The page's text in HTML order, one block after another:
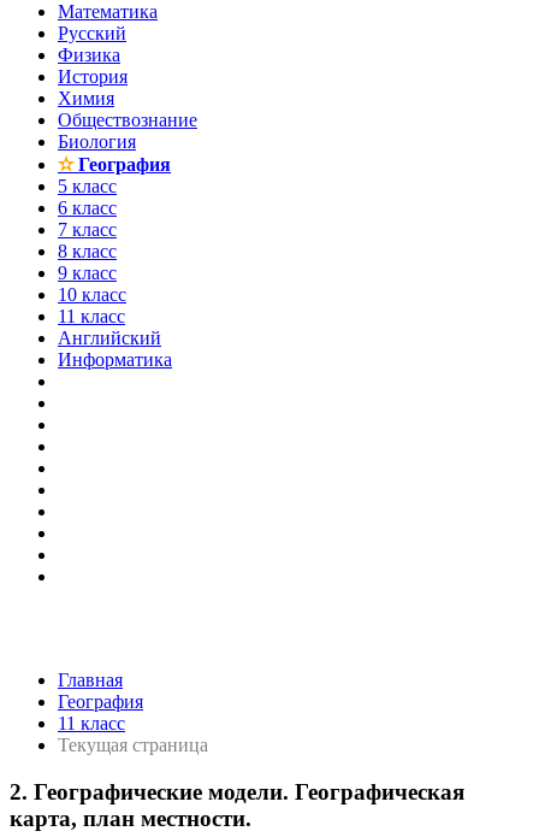
Математика
Русский
Физика
История
Химия
Обществознание
Биология
✫География
5 класс
6 класс
7 класс
8 класс
9 класс
10 класс
11 класс
Английский
Информатика
Главная
География
11 класс
Текущая страница
2. Географические модели. Географическая
карта, план местности.